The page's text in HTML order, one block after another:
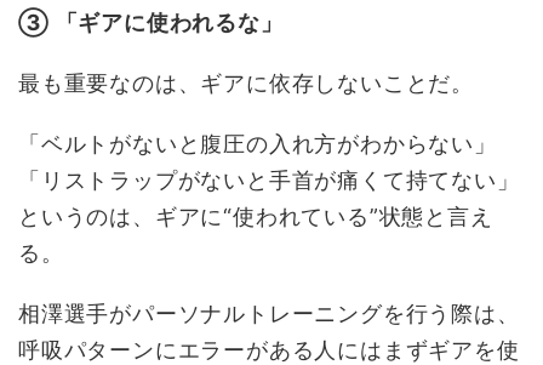
③ 「ギアに使われるな」
最も重要なのは、ギアに依存しないことだ。
「ベルトがないと腹圧の入れ方がわからない」
「リストラップがないと手首が痛くて持てない」
というのは、ギアに“使われている”状態と言え
る。
相澤選手がパーソナルトレーニングを行う際は、
呼吸パターンにエラーがある人にはまずギアを使